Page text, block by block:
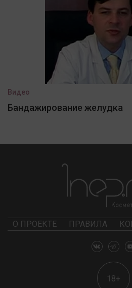
Видео
Бандажирование желудка
О ПРОЕКТЕ ПРАВИЛА
18+